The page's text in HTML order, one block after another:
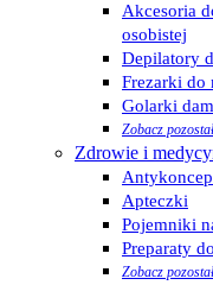
Akcesoria
osobistej
Depilatory
Frezarki do
Golarki
Zobacz
Zdrowie i
Apteczki
Pojemniki
Preparaty
Zobacz